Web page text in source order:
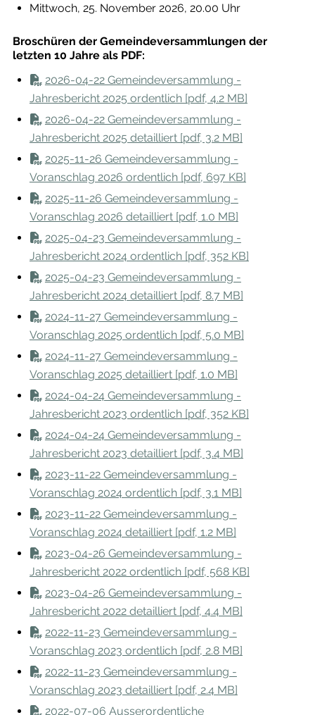
Mittwoch, 25. November 2026, 20.00 Uhr
Broschüren der Gemeindeversammlungen der
letzten 10 Jahre als PDF:
2026-04-22 Gemeindeversammlung -
Jahresbericht 2025 ordentlich [pdf, 4.2 MB]
2026-04-22 Gemeindeversammlung -
Jahresbericht 2025 detailliert [pdf, 3.2 MB]
2025-11-26 Gemeindeversammlung -
Voranschlag 2026 ordentlich [pdf, 697 KB]
2025-11-26 Gemeindeversammlung -
Voranschlag 2026 detailliert [pdf, 1.0 MB]
2025-04-23 Gemeindeversammlung -
Jahresbericht 2024 ordentlich [pdf, 352 KB]
2025-04-23 Gemeindeversammlung -
Jahresbericht 2024 detailliert [pdf, 8.7 MB]
2024-11-27 Gemeindeversammlung -
Voranschlag 2025 ordentlich [pdf, 5.0 MB]
2024-11-27 Gemeindeversammlung -
Voranschlag 2025 detailliert [pdf, 1.0 MB]
2024-04-24 Gemeindeversammlung -
Jahresbericht 2023 ordentlich [pdf, 352 KB]
2024-04-24 Gemeindeversammlung -
Jahresbericht 2023 detailliert [pdf, 3.4 MB]
2023-11-22 Gemeindeversammlung -
Voranschlag 2024 ordentlich [pdf, 3.1 MB]
2023-11-22 Gemeindeversammlung -
Voranschlag 2024 detailliert [pdf, 1.2 MB]
2023-04-26 Gemeindeversammlung -
Jahresbericht 2022 ordentlich [pdf, 568 KB]
2023-04-26 Gemeindeversammlung -
Jahresbericht 2022 detailliert [pdf, 4.4 MB]
2022-11-23 Gemeindeversammlung -
Voranschlag 2023 ordentlich [pdf, 2.8 MB]
2022-11-23 Gemeindeversammlung -
Voranschlag 2023 detailliert [pdf, 2.4 MB]
2022-07-06 Ausserordentliche